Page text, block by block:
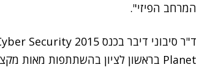
המרחב הפיזי".
ד"ר סיבוני דיבר בכנס Cyber Security 2015. הכנס, בהפקת
Planet בראשון לציון בהשתתפות מאות מקצועני אבטחת מידע והגנת סייבר. הנחו את האירוע